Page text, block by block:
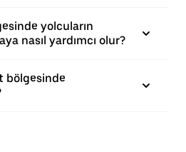
yolcuların
nasıl yardımcı olur?
bölgesinde